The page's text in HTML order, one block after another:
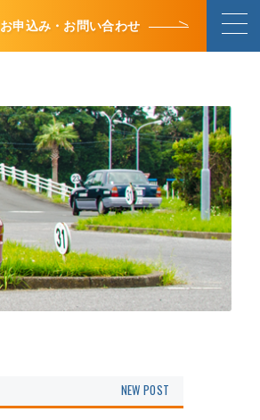
お申込み・お問い合わせ